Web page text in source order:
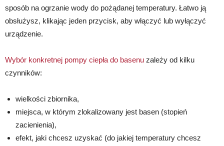
sposób na ogrzanie wody do pożądanej temperatury. Łatwo ją
obsłużysz, klikając jeden przycisk, aby włączyć lub wyłączyć
urządzenie.
Wybór konkretnej pompy ciepła do basenu zależy od kilku
czynników:
wielkości zbiornika,
miejsca, w którym zlokalizowany jest basen (stopień
zacienienia),
efekt, jaki chcesz uzyskać (do jakiej temperatury chcesz